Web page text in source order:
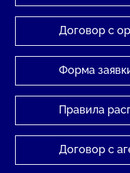
Договор с
Форма
Правила
Договор с